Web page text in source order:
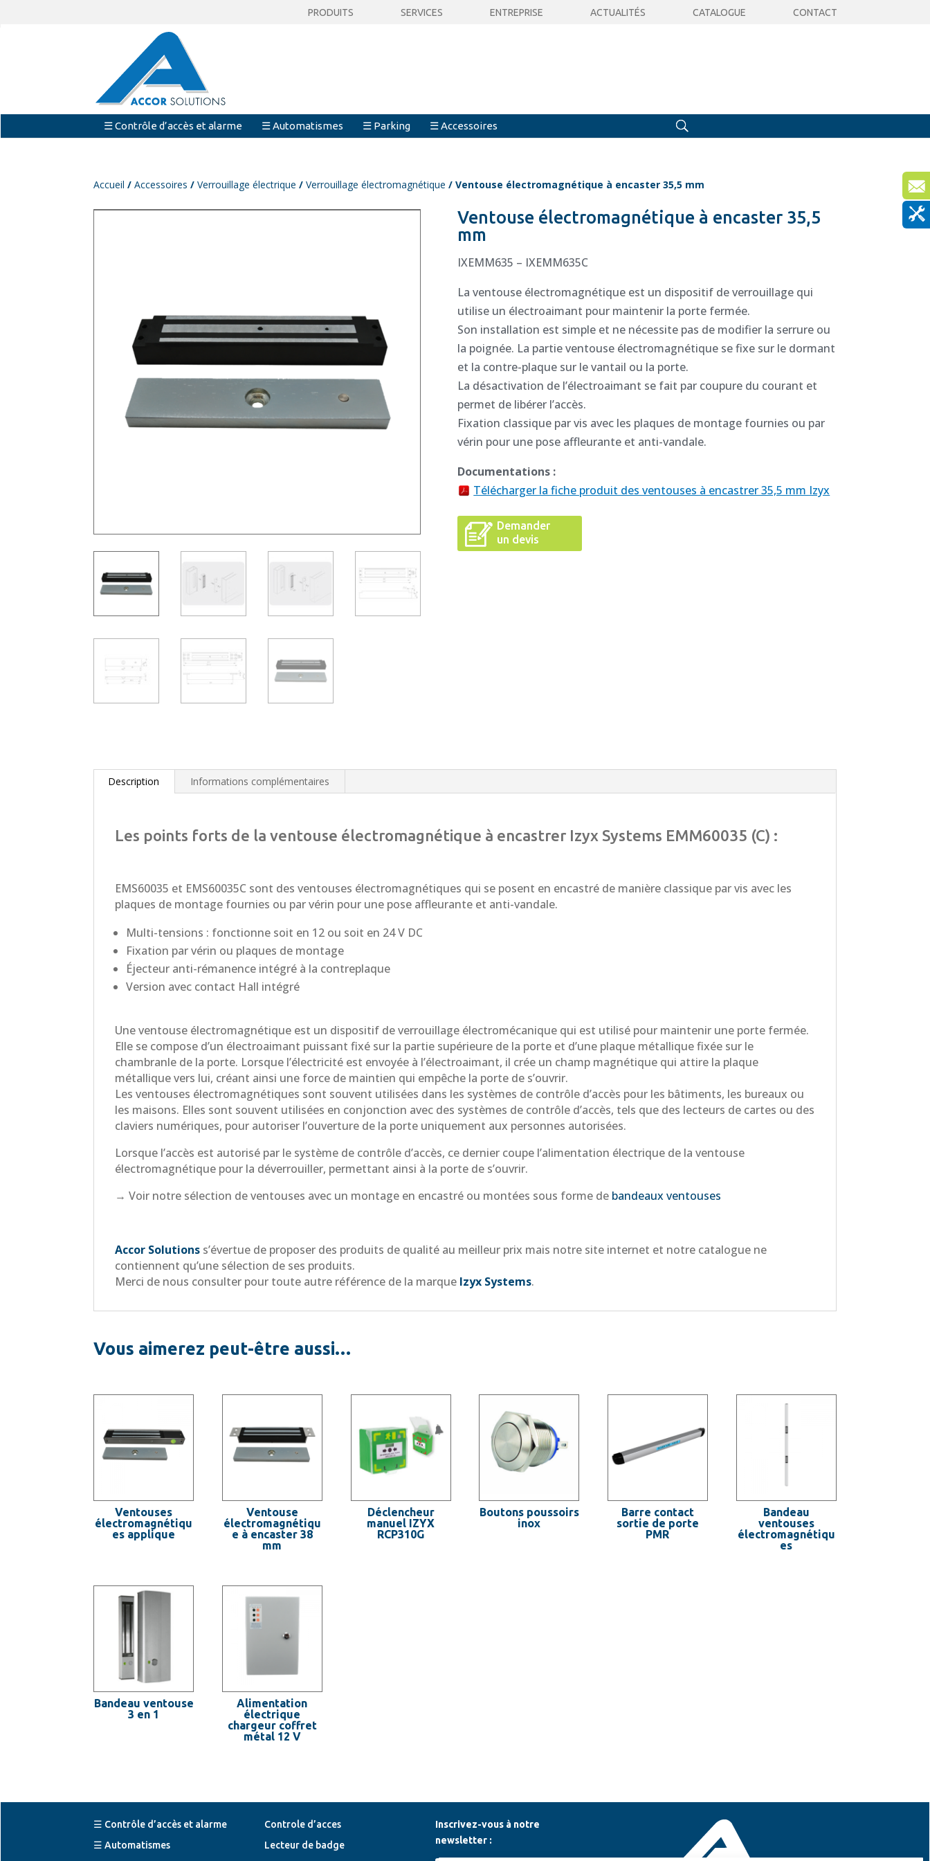
PRODUITS SERVICES ENTREPRISE ACTUALITÉS CATALOGUE CONTACT
☰ Contrôle d’accès et alarme ☰ Automatismes ☰ Parking ☰ Accessoires
Accueil /Accessoires /Verrouillage électrique /Verrouillage électromagnétique / Ventouse électromagnétique à encaster 35,5 mm
Ventouse électromagnétique à encaster 35,5
mm
IXEMM635 – IXEMM635C
La ventouse électromagnétique est un dispositif de verrouillage qui
utilise un électroaimant pour maintenir la porte fermée.
Son installation est simple et ne nécessite pas de modifier la serrure ou
la poignée. La partie ventouse électromagnétique se fixe sur le dormant
et la contre-plaque sur le vantail ou la porte.
La désactivation de l’électroaimant se fait par coupure du courant et
permet de libérer l’accès.
Fixation classique par vis avec les plaques de montage fournies ou par
vérin pour une pose affleurante et anti-vandale.
Documentations :
Télécharger la fiche produit des ventouses à encastrer 35,5 mm Izyx
Demander
un devis
Description Informations complémentaires
Les points forts de la ventouse électromagnétique à encastrer Izyx Systems EMM60035 (C) :
EMS60035 et EMS60035C sont des ventouses électromagnétiques qui se posent en encastré de manière classique par vis avec les
plaques de montage fournies ou par vérin pour une pose affleurante et anti-vandale.
Multi-tensions : fonctionne soit en 12 ou soit en 24 V DC
Fixation par vérin ou plaques de montage
Éjecteur anti-rémanence intégré à la contreplaque
Version avec contact Hall intégré
Une ventouse électromagnétique est un dispositif de verrouillage électromécanique qui est utilisé pour maintenir une porte fermée.
Elle se compose d’un électroaimant puissant fixé sur la partie supérieure de la porte et d’une plaque métallique fixée sur le
chambranle de la porte. Lorsque l’électricité est envoyée à l’électroaimant, il crée un champ magnétique qui attire la plaque
métallique vers lui, créant ainsi une force de maintien qui empêche la porte de s’ouvrir.
Les ventouses électromagnétiques sont souvent utilisées dans les systèmes de contrôle d’accès pour les bâtiments, les bureaux ou
les maisons. Elles sont souvent utilisées en conjonction avec des systèmes de contrôle d’accès, tels que des lecteurs de cartes ou des
claviers numériques, pour autoriser l’ouverture de la porte uniquement aux personnes autorisées.
Lorsque l’accès est autorisé par le système de contrôle d’accès, ce dernier coupe l’alimentation électrique de la ventouse
électromagnétique pour la déverrouiller, permettant ainsi à la porte de s’ouvrir.
→ Voir notre sélection de ventouses avec un montage en encastré ou montées sous forme de bandeaux ventouses
Accor Solutions s’évertue de proposer des produits de qualité au meilleur prix mais notre site internet et notre catalogue ne
contiennent qu’une sélection de ses produits.
Merci de nous consulter pour toute autre référence de la marque Izyx Systems.
Vous aimerez peut-être aussi…
Ventouses
électromagnétiqu
es applique
Ventouse
électromagnétiqu
e à encaster 38
mm
Déclencheur
manuel IZYX
RCP310G
Boutons poussoirs
inox
Barre contact
sortie de porte
PMR
Bandeau
ventouses
électromagnétiqu
es
Bandeau ventouse
3 en 1
Alimentation
électrique
chargeur coffret
métal 12 V
☰ Contrôle d’accès et alarme
☰ Automatismes
Controle d’acces
Lecteur de badge
Inscrivez-vous à notre
newsletter :